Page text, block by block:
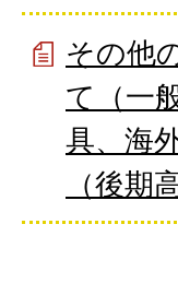
その他
て（一
具、海
（後期